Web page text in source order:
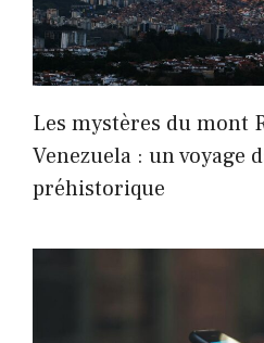
Les mystères du mont
Venezuela : un voyage
préhistorique